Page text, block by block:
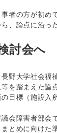
者の方が初め
、論点に沿っ
討会へ
野大学社会福
を踏まえた論
目標（施設入
障害者部会
とめに向けた